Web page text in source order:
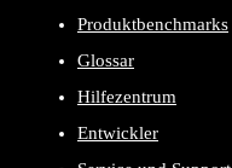
Produktbenchmarks
Glossar
Hilfezentrum
Entwickler